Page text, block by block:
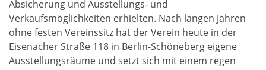
Absicherung und Ausstellungs- und
Verkaufsmöglichkeiten erhielten. Nach langen Jahren
ohne festen Vereinssitz hat der Verein heute in der
Eisenacher Straße 118 in Berlin-Schöneberg eigene
Ausstellungsräume und setzt sich mit einem regen